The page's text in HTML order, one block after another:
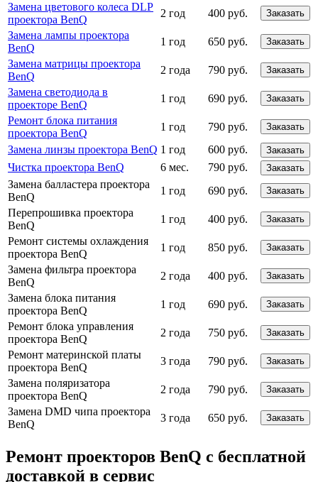
Замена цветового колеса DLP
проектора BenQ
2 год 400 руб. Заказать
Замена лампы проектора
BenQ
1 год 650 руб. Заказать
Замена матрицы проектора
BenQ
2 года 790 руб. Заказать
Замена светодиода в
проекторе BenQ
1 год 690 руб. Заказать
Ремонт блока питания
проектора BenQ
1 год 790 руб. Заказать
Замена линзы проектора BenQ 1 год 600 руб. Заказать
Чистка проектора BenQ 6 мес. 790 руб. Заказать
Замена балластера проектора
BenQ
1 год 690 руб. Заказать
Перепрошивка проектора
BenQ
1 год 400 руб. Заказать
Ремонт системы охлаждения
проектора BenQ
1 год 850 руб. Заказать
Замена фильтра проектора
BenQ
2 года 400 руб. Заказать
Замена блока питания
проектора BenQ
1 год 690 руб. Заказать
Ремонт блока управления
проектора BenQ
2 года 750 руб. Заказать
Ремонт материнской платы
проектора BenQ
3 года 790 руб. Заказать
Замена поляризатора
проектора BenQ
2 года 790 руб. Заказать
Замена DMD чипа проектора
BenQ
3 года 650 руб. Заказать
Ремонт проекторов BenQ с бесплатной
доставкой в сервис